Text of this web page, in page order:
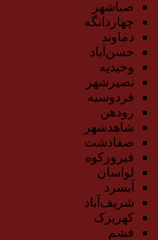
صباشهر
چهاردانگه
دماوند
حسن‌آباد
وحیدیه
نصیرشهر
فردوسیه
رودهن
شاهدشهر
صفادشت
فیروزکوه
لواسان
آبسرد
شریف‌آباد
کهریزک
فشم